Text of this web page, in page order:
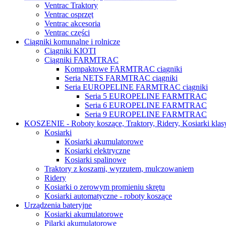
Ventrac Traktory
Ventrac osprzęt
Ventrac akcesoria
Ventrac części
Ciągniki komunalne i rolnicze
Ciągniki KIOTI
Ciągniki FARMTRAC
Kompaktowe FARMTRAC ciągniki
Seria NETS FARMTRAC ciągniki
Seria EUROPELINE FARMTRAC ciągniki
Seria 5 EUROPELINE FARMTRAC
Seria 6 EUROPELINE FARMTRAC
Seria 9 EUROPELINE FARMTRAC
KOSZENIE - Roboty koszące, Traktory, Ridery, Kosiarki
Kosiarki
Kosiarki akumulatorowe
Kosiarki elektryczne
Kosiarki spalinowe
Traktory z koszami, wyrzutem, mulczowaniem
Ridery
Kosiarki o zerowym promieniu skrętu
Kosiarki automatyczne - roboty koszące
Urządzenia bateryjne
Kosiarki akumulatorowe
Pilarki akumulatorowe